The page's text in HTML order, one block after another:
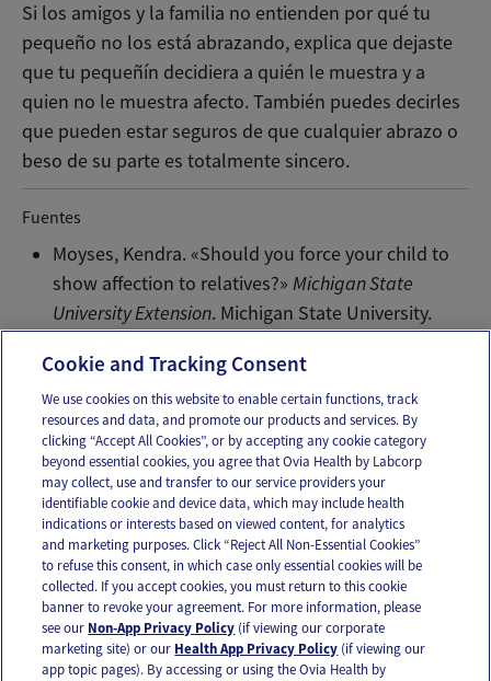
Si los amigos y la familia no entienden por qué tu
pequeño no los está abrazando, explica que dejaste
que tu pequeñín decidiera a quién le muestra y a
quien no le muestra afecto. También puedes decirles
que pueden estar seguros de que cualquier abrazo o
beso de su parte es totalmente sincero.
Fuentes
Moyses, Kendra. «Should you force your child to
show affection to relatives?»Michigan State
University Extension. Michigan State University.
Email Text
OUR APPS
FOLLOW US
Cookie and Tracking Consent
We use cookies on this website to enable certain functions, track
resources and data, and promote our products and services. By
clicking “Accept All Cookies”, or by accepting any cookie category
beyond essential cookies, you agree that Ovia Health by Labcorp
may collect, use and transfer to our service providers your
identifiable cookie and device data, which may include health
indications or interests based on viewed content, for analytics
and marketing purposes. Click “Reject All Non-Essential Cookies”
to refuse this consent, in which case only essential cookies will be
collected. If you accept cookies, you must return to this cookie
banner to revoke your agreement. For more information, please
see our Non-App Privacy Policy (if viewing our corporate
marketing site) or our Health App Privacy Policy (if viewing our
app topic pages). By accessing or using the Ovia Health by